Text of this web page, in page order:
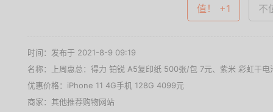
值！ +1 不
时间：发布于 2021-8-9 09:19
名称：
上周惠总：得力 铂锐 A5复印纸 500张/包 7元、紫米 彩虹干
优惠价格： iPhone 11 4G手机 128G 4099元
商家：其他推荐购物网站